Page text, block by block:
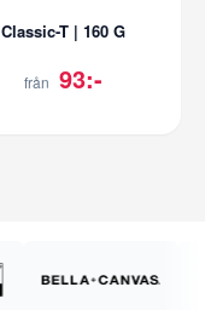
Classic-T | 160 G
från 93:-